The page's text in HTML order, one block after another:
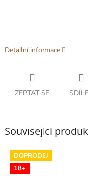
Detailní informace
ZEPTAT SE
Související
DOPRODEJ
18+